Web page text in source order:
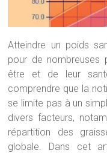
Atteindre un poids
pour de nombreuses
être et de leur
comprendre que la
se limite pas à un
divers facteurs,
répartition des
globale. Dans cet